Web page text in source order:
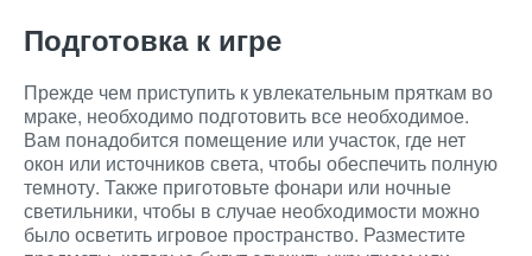
Подготовка к игре
Прежде чем приступить к увлекательным пряткам во
мраке, необходимо подготовить все необходимое.
Вам понадобится помещение или участок, где нет
окон или источников света, чтобы обеспечить полную
темноту. Также приготовьте фонари или ночные
светильники, чтобы в случае необходимости можно
было осветить игровое пространство. Разместите